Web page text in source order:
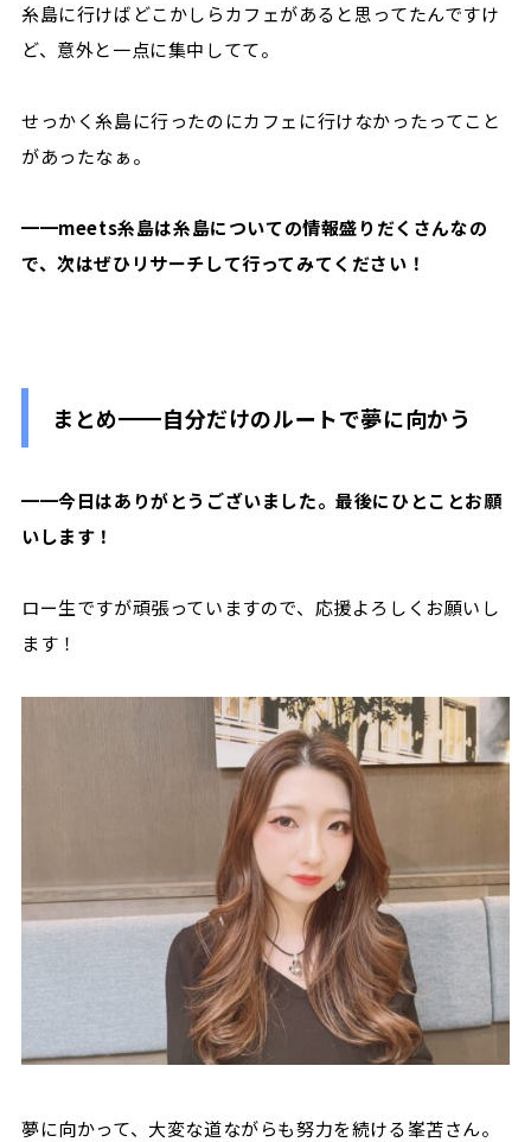
糸島に行けばどこかしらカフェがあると思ってたんですけ
ど、意外と一点に集中してて。
せっかく糸島に行ったのにカフェに行けなかったってこと
があったなぁ。
━━meets糸島は糸島についての情報盛りだくさんなの
で、次はぜひリサーチして行ってみてください！
まとめ━━自分だけのルートで夢に向かう
━━今日はありがとうございました。最後にひとことお願
いします！
ロー生ですが頑張っていますので、応援よろしくお願いし
ます！
夢に向かって、大変な道ながらも努力を続ける峯苫さん。